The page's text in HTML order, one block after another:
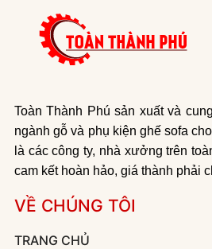
Toàn Thành Phú sản xuất và
ngành gỗ và phụ kiện ghế sofa
là các công ty, nhà xưởng trên
cam kết hoàn hảo, giá thành phải
VỀ CHÚNG TÔI
TRANG CHỦ